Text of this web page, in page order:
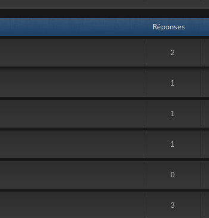
Réponses
2
1
1
1
0
3